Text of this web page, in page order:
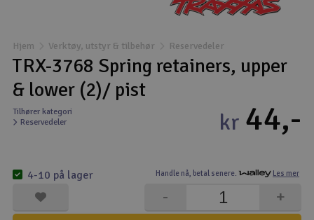
Droner
Droner for FPV
Fly
Helikopter
Kamerautstyr
Hjem Verktøy, utstyr & tilbehør Reservedeler
TRX-3768 Spring retainers, upper
& lower (2)/ pist
Tilhører kategori
Reservedeler
Handle nå, betal senere. Les mer
kr 44,-
+
-
4-10 på lager